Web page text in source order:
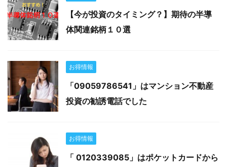
【今が投資のタイミング？】期待の半導
体関連銘柄１０選
お得情報
「09059786541」はマンション不動産
投資の勧誘電話でした
お得情報
「 0120339085」はポケットカードから